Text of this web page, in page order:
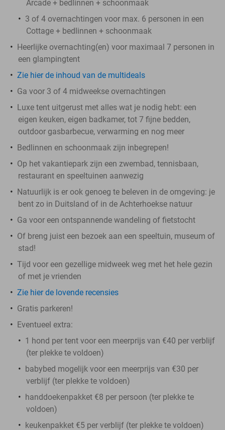
Arcade + bedlinnen + schoonmaak
3 of 4 overnachtingen voor max. 6 personen in een
Cottage + bedlinnen + schoonmaak
Heerlijke overnachting(en) voor maximaal 7 personen in
een glampingtent
Zie hier de inhoud van de multideals
Ga voor 3 of 4 midweekse overnachtingen
Luxe tent uitgerust met alles wat je nodig hebt: een
eigen keuken, eigen badkamer, tot 7 fijne bedden,
outdoor gasbarbecue, verwarming en nog meer
Bedlinnen en schoonmaak zijn inbegrepen!
Op het vakantiepark zijn een zwembad, tennisbaan,
restaurant en speeltuinen aanwezig
Natuurlijk is er ook genoeg te beleven in de omgeving: je
bent zo in Duitsland of in de Achterhoekse natuur
Ga voor een ontspannende wandeling of fietstocht
Of breng juist een bezoek aan een speeltuin, museum of
stad!
Tijd voor een gezellige midweek weg met het hele gezin
of met je vrienden
Zie hier de lovende recensies
Gratis parkeren!
Eventueel extra:
1 hond per tent voor een meerprijs van €40 per verblijf
(ter plekke te voldoen)
babybed mogelijk voor een meerprijs van €30 per
verblijf (ter plekke te voldoen)
handdoekenpakket €8 per persoon (ter plekke te
voldoen)
keukenpakket €5 per verblijf (ter plekke te voldoen)